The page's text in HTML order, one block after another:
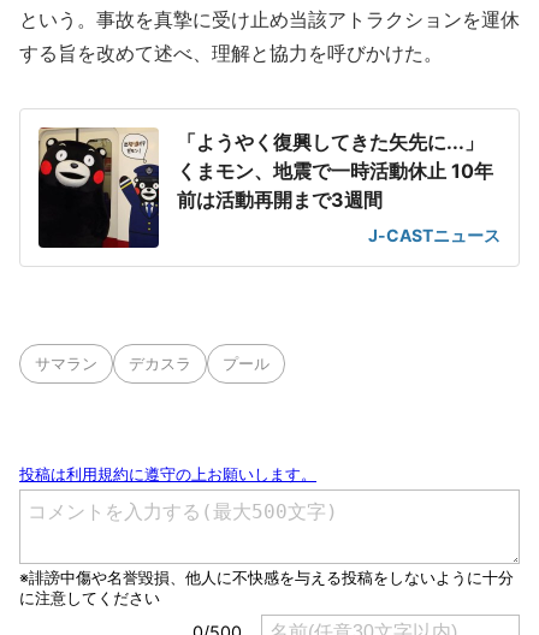
という。事故を真摯に受け止め当該アトラクションを運休
する旨を改めて述べ、理解と協力を呼びかけた。
「ようやく復興してきた矢先に...」
くまモン、地震で一時活動休止 10年
前は活動再開まで3週間
J-CASTニュース
サマラン デカスラ プール